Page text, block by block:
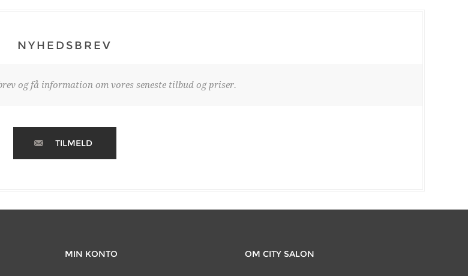
NYHEDSBREV
og få information om vores seneste tilbud og priser.
TILMELD
MIN KONTO OM CITY SALON